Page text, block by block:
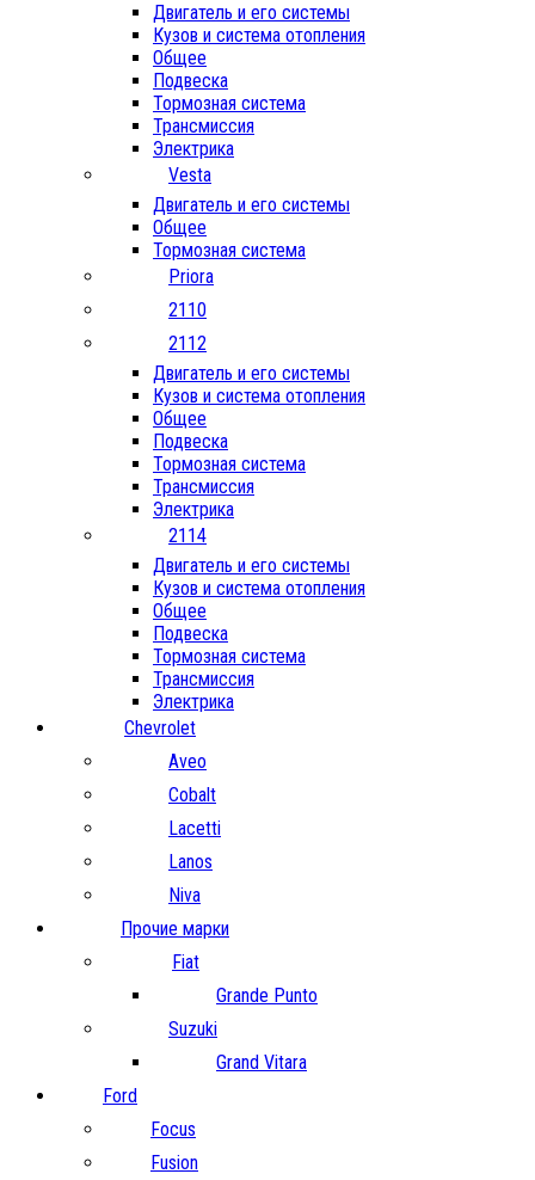
Двигатель и его системы
Кузов и система отопления
Общее
Подвеска
Тормозная система
Трансмиссия
Электрика
Vesta
Двигатель и его системы
Общее
Тормозная система
Priora
2110
2112
Двигатель и его системы
Кузов и система отопления
Общее
Подвеска
Тормозная система
Трансмиссия
Электрика
2114
Двигатель и его системы
Кузов и система отопления
Общее
Подвеска
Тормозная система
Трансмиссия
Электрика
Chevrolet
Aveo
Cobalt
Lacetti
Lanos
Niva
Прочие марки
Fiat
Grande Punto
Suzuki
Grand Vitara
Ford
Focus
Fusion